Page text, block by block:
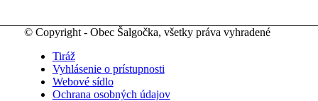
© Copyright - Obec Šalgočka, všetky práva vyhradené
Tiráž
Vyhlásenie o prístupnosti
Webové sídlo
Ochrana osobných údajov